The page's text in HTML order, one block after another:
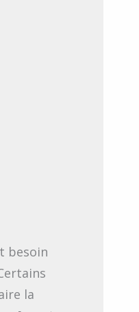
besoin
la